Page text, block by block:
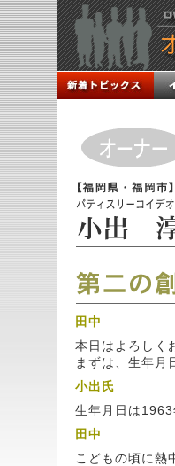
田中
本日はよろしく
まずは、生年月
小出 氏
生年月日は1963
田中
こどもの頃に熱